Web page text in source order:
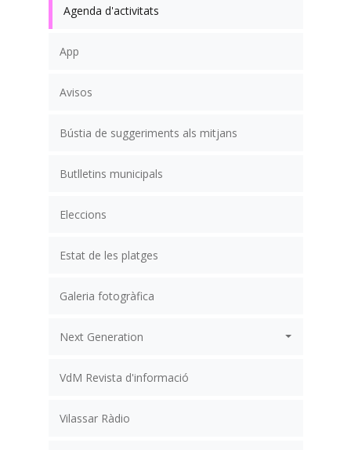
Agenda d'activitats
App
Avisos
Bústia de suggeriments als mitjans
Butlletins municipals
Eleccions
Estat de les platges
Galeria fotogràfica
Next Generation
VdM Revista d'informació
Vilassar Ràdio